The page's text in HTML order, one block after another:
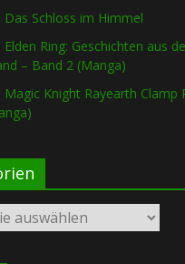
Das Schloss im Himmel
Elden Ring: Geschichten aus
– Band 2 (Manga)
Magic Knight Rayearth